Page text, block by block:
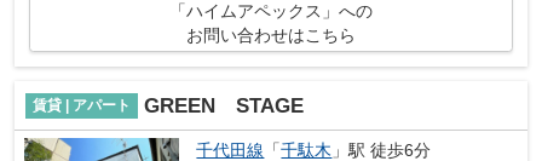
「ハイムアペックス」への
お問い合わせはこちら
賃貸 | アパート GREEN STAGE
千代田線 「千駄木 」駅 徒歩6分